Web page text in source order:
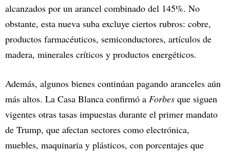
alcanzados por un arancel combinado del 145%. No
obstante, esta nueva suba excluye ciertos rubros: cobre,
productos farmacéuticos, semiconductores, artículos de
madera, minerales críticos y productos energéticos.
Además, algunos bienes continúan pagando aranceles aún
más altos. La Casa Blanca confirmó a Forbes que siguen
vigentes otras tasas impuestas durante el primer mandato
de Trump, que afectan sectores como electrónica,
muebles, maquinaria y plásticos, con porcentajes que